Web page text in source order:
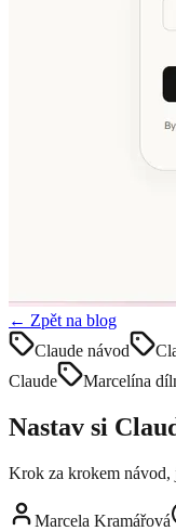
← Zpět na blog
Claude návod
Claude
Marcelína
Nastav si
Krok za krokem návod,
Marcela Kramářová